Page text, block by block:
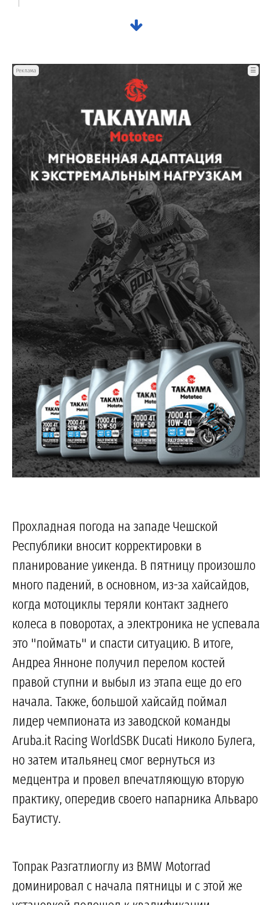
Реклама ☰
Прохладная погода на западе Чешской
Республики вносит корректировки в
планирование уикенда. В пятницу произошло
много падений, в основном, из-за хайсайдов,
когда мотоциклы теряли контакт заднего
колеса в поворотах, а электроника не успевала
это "поймать" и спасти ситуацию. В итоге,
Андреа Янноне получил перелом костей
правой ступни и выбыл из этапа еще до его
начала. Также, большой хайсайд поймал
лидер чемпионата из заводской команды
Aruba.it Racing WorldSBK Ducati Николо Булега,
но затем итальянец смог вернуться из
медцентра и провел впечатляющую вторую
практику, опередив своего напарника Альваро
Баутисту.
Топрак Разгатлиоглу из BMW Motorrad
доминировал с начала пятницы и с этой же